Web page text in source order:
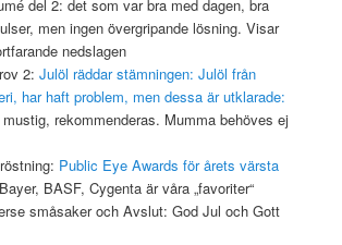
del 2: det som var bra med dagen, bra
men ingen övergripande lösning. Visar
nedslagen
2:Julöl räddar stämningen: Julöl från
har haft problem, men dessa är utklarade:
rekommenderas. Mumma behöves ej
Public Eye Awards för årets värsta
BASF, Cygenta är våra „favoriter“
småsaker och Avslut: God Jul och Gott